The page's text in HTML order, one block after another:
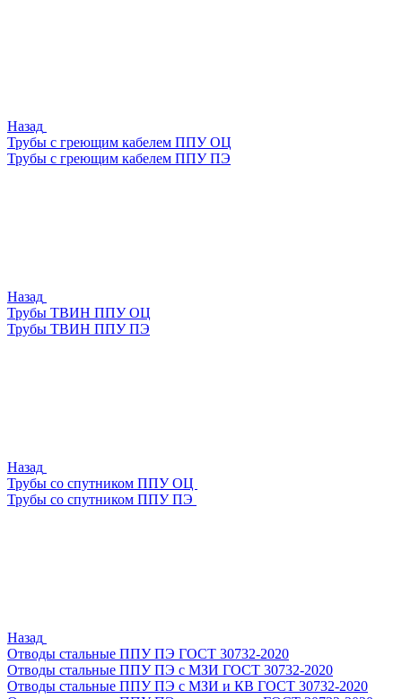
Назад
Трубы с греющим кабелем ППУ ОЦ
Трубы с греющим кабелем ППУ ПЭ
Назад
Трубы ТВИН ППУ ОЦ
Трубы ТВИН ППУ ПЭ
Назад
Трубы со спутником ППУ ОЦ
Трубы со спутником ППУ ПЭ
Назад
Отводы стальные ППУ ПЭ ГОСТ 30732-2020
Отводы стальные ППУ ПЭ с МЗИ ГОСТ 30732-2020
Отводы стальные ППУ ПЭ с МЗИ и КВ ГОСТ 30732-2020